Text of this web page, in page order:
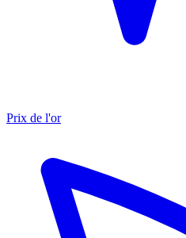
Prix de l'or